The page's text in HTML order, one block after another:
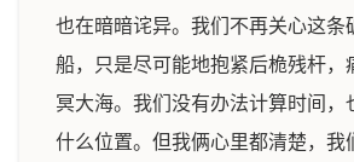
也在暗暗诧异。我们不再关心这条
船，只是尽可能地抱紧后桅残杆，
冥大海。我们没有办法计算时间，
什么位置。但我俩心里都清楚，我